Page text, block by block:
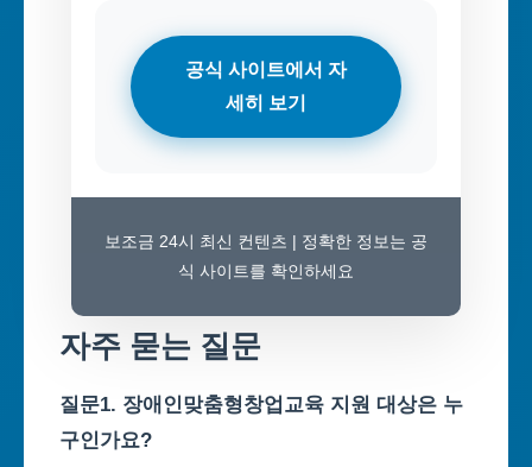
공식 사이트에서 자
세히 보기
보조금 24시 최신 컨텐츠 | 정확한 정보는 공
식 사이트를 확인하세요
자주 묻는 질문
질문1. 장애인맞춤형창업교육 지원 대상은 누
구인가요?